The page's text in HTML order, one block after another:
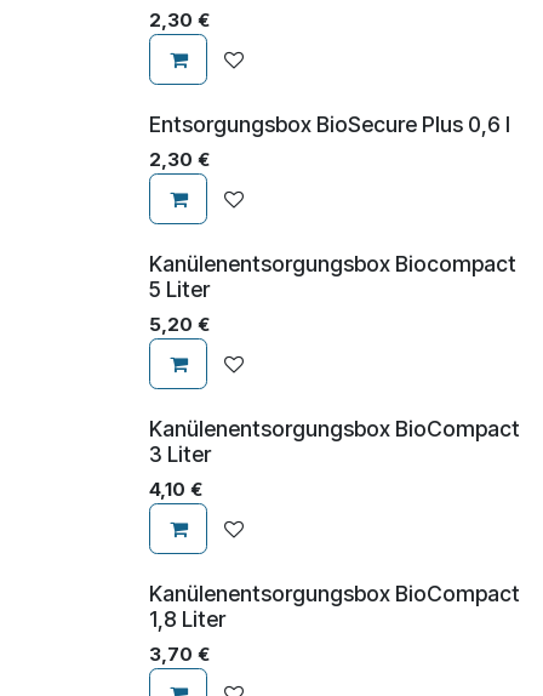
2,30 €
Entsorgungsbox BioSecure Plus 0,6 l
2,30 €
Kanülenentsorgungsbox Biocompact
5 Liter
5,20 €
Kanülenentsorgungsbox BioCompact
3 Liter
4,10 €
Kanülenentsorgungsbox BioCompact
1,8 Liter
3,70 €